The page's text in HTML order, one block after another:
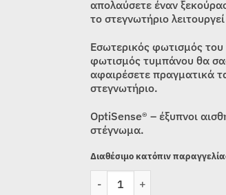
απολαύσετε έναν
το στεγνωτήριο
Εσωτερικός φωτισμός
φωτισμός τυμπάνου θα
αφαιρέσετε πραγματικά
στεγνωτήριο.
OptiSense® – έξυπνοι
στέγνωμα.
Διαθέσιμο κατόπιν
ΣΤΕΓΝΩΤΗΡΙΟ BEKO